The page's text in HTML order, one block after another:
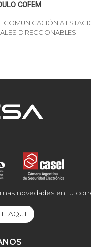
COFEM
COMUNICACIÓN A
DIRECCIONABLES
novedades en tu
AQUI